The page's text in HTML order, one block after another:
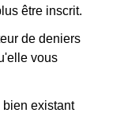
être inscrit.
de deniers
vous
bien existant